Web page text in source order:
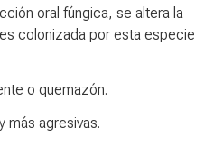
oral fúngica, se altera la
colonizada por esta especie
o quemazón.
más agresivas.